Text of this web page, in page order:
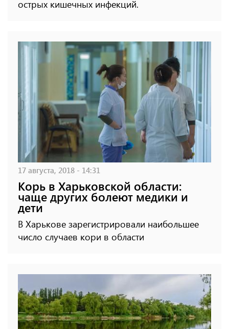
острых кишечных инфекций.
17 августа, 2018 - 14:31
Корь в Харьковской области:
чаще других болеют медики и
дети
В Харькове зарегистрировали наибольшее
число случаев кори в области